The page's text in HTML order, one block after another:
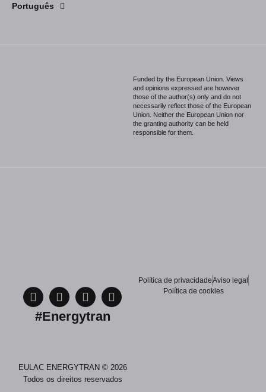
Português
Español
Funded by the European Union. Views
and opinions expressed are however
those of the author(s) only and do not
necessarily reflect those of the European
Union. Neither the European Union nor
the granting authority can be held
responsible for them.
#Energytran
EULAC ENERGYTRAN © 2026
Todos os direitos reservados
Política de privacidadeAviso legal
Política de cookies